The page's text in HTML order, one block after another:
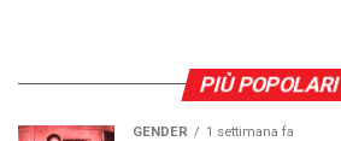
PIÙ POPOLARI
GENDER 1 settimana fa